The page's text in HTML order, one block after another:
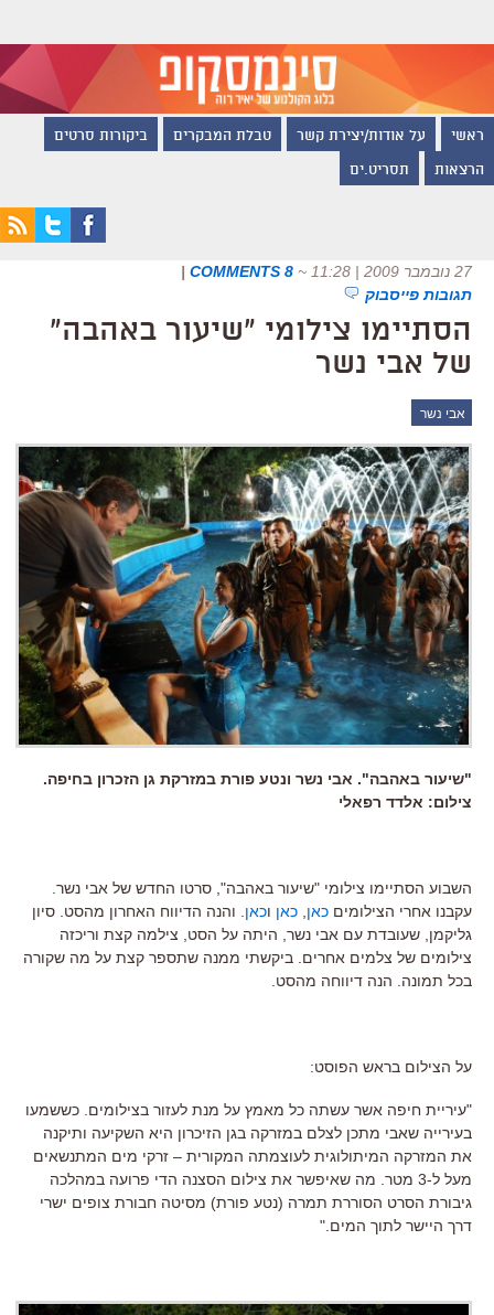
ראשי על אודות/יצירת קשר טבלת המבקרים ביקורות סרטים
הרצאות תסריט.ים
27 נובמבר 2009 | 11:28 ~
8 COMMENTS
|
תגובות פייסבוק
הסתיימו צילומי "שיעור באהבה"
של אבי נשר
אבי נשר
"שיעור באהבה". אבי נשר ונטע פורת במזרקת גן הזכרון בחיפה.
צילום: אלדד רפאלי
השבוע הסתיימו צילומי "שיעור באהבה", סרטו החדש של אבי נשר.
עקבנו אחרי הצילומים כאן, כאן וכאן. והנה הדיווח האחרון מהסט. סיון
גליקמן, שעובדת עם אבי נשר, היתה על הסט, צילמה קצת וריכזה
צילומים של צלמים אחרים. ביקשתי ממנה שתספר קצת על מה שקורה
בכל תמונה. הנה דיווחה מהסט.
על הצילום בראש הפוסט:
"עיריית חיפה אשר עשתה כל מאמץ על מנת לעזור בצילומים. כששמעו
בעירייה שאבי מתכן לצלם במזרקה בגן הזיכרון היא השקיעה ותיקנה
את המזרקה המיתולוגית לעוצמתה המקורית – זרקי מים המתנשאים
מעל ל-3 מטר. מה שאיפשר את צילום הסצנה הדי פרועה במהלכה
גיבורת הסרט הסוררת תמרה (נטע פורת) מסיטה חבורת צופים ישרי
דרך היישר לתוך המים."